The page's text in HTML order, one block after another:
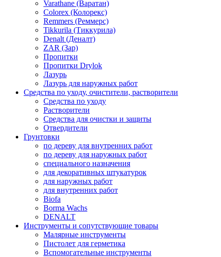
Varathane (Варатан)
Colorex (Колорекс)
Remmers (Реммерс)
Tikkurila (Тиккурила)
Denalt (Деналт)
ZAR (Зар)
Пропитки
Пропитки Drylok
Лазурь
Лазурь для наружных работ
Средства по уходу, очистители, растворители
Средства по уходу
Растворители
Средства для очистки и защиты
Отвердители
Грунтовки
по дереву для внутренних работ
по дереву для наружных работ
специального назначения
для декоративных штукатурок
для наружных работ
для внутренних работ
Biofa
Borma Wachs
DENALT
Инструменты и сопутствующие товары
Малярные инструменты
Пистолет для герметика
Вспомогательные инструменты